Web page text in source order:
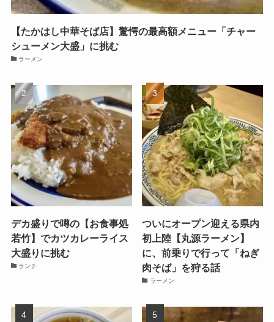
【たかはし中華そば店】驚愕の最高額メニュー「チャー
シューメン大盛」に挑む
ラーメン
デカ盛りで噂の【お食事処
若竹】でカツカレーライス
大盛りに挑む
ランチ
ついにオープン迎える県内
初上陸【丸源ラーメン】
に、前乗りで行って「ねぎ
肉そば」を狩る話
ラーメン